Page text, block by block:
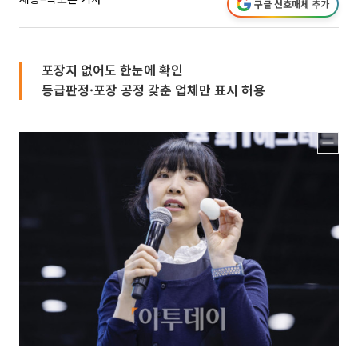
구글 선호매체 추가
포장지 없어도 한눈에 확인
등급판정·포장 공정 갖춘 업체만 표시 허용